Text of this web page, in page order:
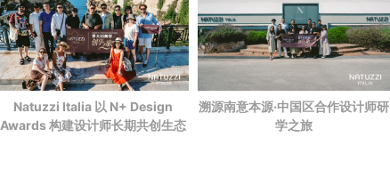
Natuzzi Italia 以 N+ Design
Awards 构建设计师长期共创生态
溯源南意本源·中国区合作设计师研
学之旅